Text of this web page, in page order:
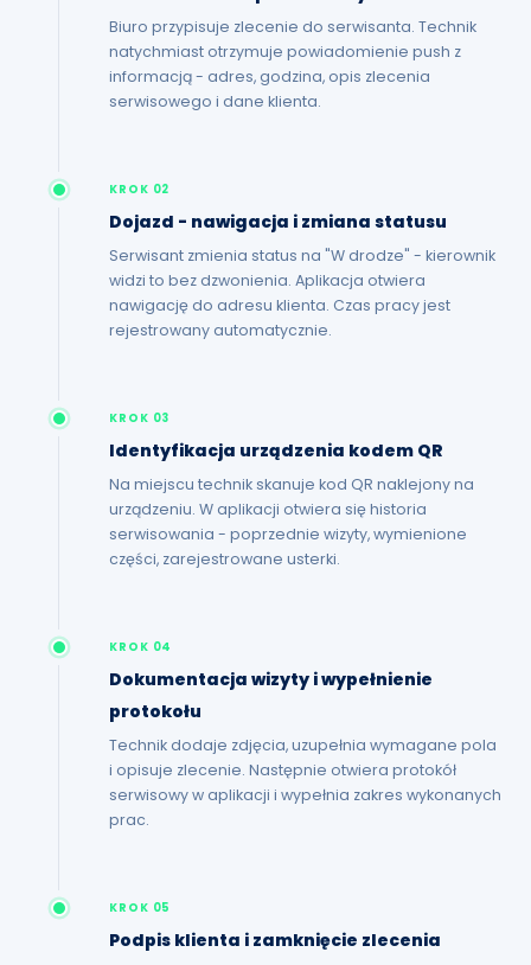
Biuro przypisuje zlecenie do serwisanta. Technik
natychmiast otrzymuje powiadomienie push z
informacją - adres, godzina, opis zlecenia
serwisowego i dane klienta.
KROK 02
Dojazd - nawigacja i zmiana statusu
Serwisant zmienia status na "W drodze" - kierownik
widzi to bez dzwonienia. Aplikacja otwiera
nawigację do adresu klienta. Czas pracy jest
rejestrowany automatycznie.
KROK 03
Identyfikacja urządzenia kodem QR
Na miejscu technik skanuje kod QR naklejony na
urządzeniu. W aplikacji otwiera się historia
serwisowania - poprzednie wizyty, wymienione
części, zarejestrowane usterki.
KROK 04
Dokumentacja wizyty i wypełnienie
protokołu
Technik dodaje zdjęcia, uzupełnia wymagane pola
i opisuje zlecenie. Następnie otwiera protokół
serwisowy w aplikacji i wypełnia zakres wykonanych
prac.
KROK 05
Podpis klienta i zamknięcie zlecenia